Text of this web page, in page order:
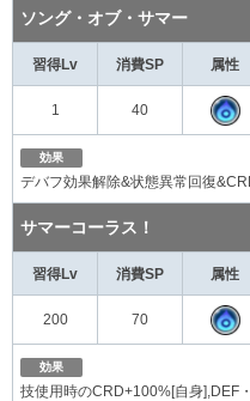
ソング・オブ・サマー
習得Lv 消費SP 属性
1 40
効果
デバフ効果解除&状態異常回復
サマーコーラス！
習得Lv 消費SP 属性
200 70
効果
技使用時のCRD+100%[自身],DEF